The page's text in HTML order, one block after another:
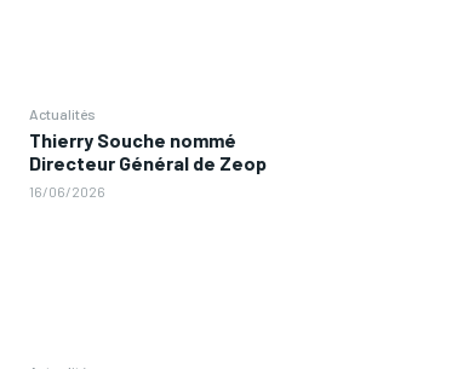
Actualités
Thierry Souche nommé
Directeur Général de Zeop
16/06/2026